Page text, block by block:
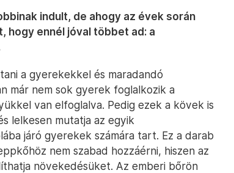
indult, de ahogy az évek során
ennél jóval többet ad: a
a gyerekekkel és maradandó
már nem sok gyerek foglalkozik a
van elfoglalva. Pedig ezek a kövek is
lelkesen mutatja az egyik
járó gyerekek számára tart. Ez a darab
nem szabad hozzáérni, hiszen az
növekedésüket. Az emberi bőrön